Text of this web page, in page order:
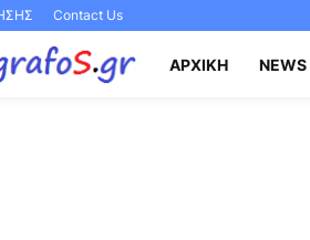
Contact Us
ΑΡΧΙΚΉ NEWS